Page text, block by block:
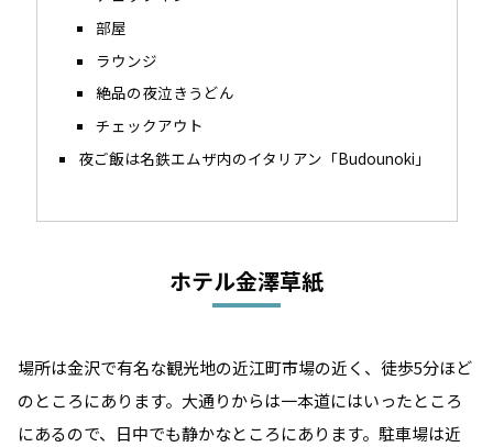
部屋
ラウンジ
絶品の夜泣きうどん
チェックアウト
夜ご飯は名鉄エムザ内のイタリアン「Budounoki」
ホテル金澤草紙
場所は金沢で有名な観光地の近江町市場の近く、徒歩5分ほど
のところにあります。大通りからは一本道にはいったところ
にあるので、日中でも静かなところにあります。駐車場は近